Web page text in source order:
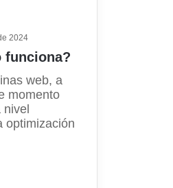
2024
funciona?
web, a
momento
optimización